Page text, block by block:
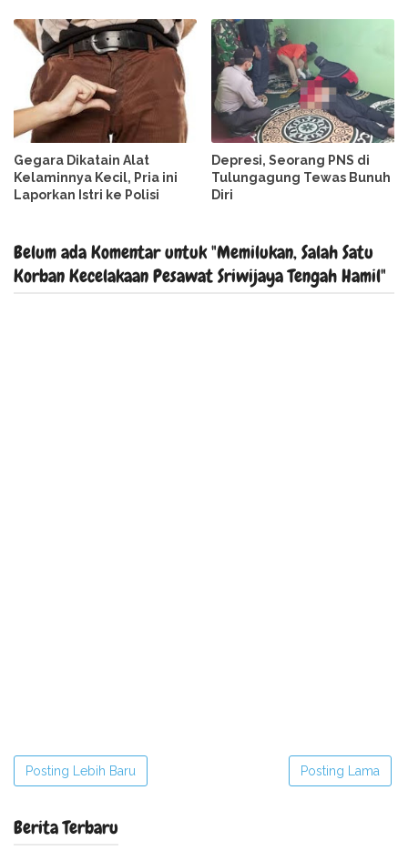
Gegara Dikatain Alat
Kelaminnya Kecil, Pria ini
Laporkan Istri ke Polisi
Depresi, Seorang PNS di
Tulungagung Tewas Bunuh
Diri
Belum ada Komentar untuk "Memilukan, Salah Satu
Korban Kecelakaan Pesawat Sriwijaya Tengah Hamil"
Posting Lebih Baru Posting Lama
Berita Terbaru